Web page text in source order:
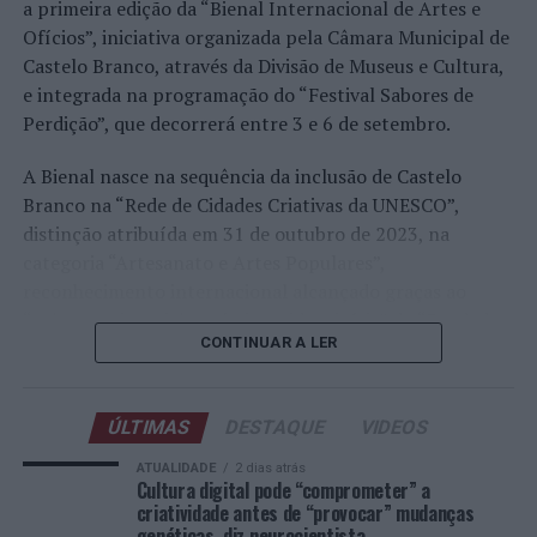
Pereira e Tiago Torres integraram o quadro principal,
beneficiando, de igual modo, da reorganização dos wild
cards após as entradas diretas de alguns jogadores.
Entre os portugueses, Tiago Torres e Jaime Faria
protagonizaram as melhores campanhas da edição,
ambos alcançando os quartos de final. Torres assinou
um dos resultados mais marcantes do torneio ao
neerlandês Botic van de Zandschulp, alcançando
também os quartos de final, onde acabou eliminado pelo
italiano Luciano Darderi, num encontro decidido em três
a primeira edição da “Bienal Internacional de Artes e
Ofícios”, iniciativa organizada pela Câmara Municipal de
Castelo Branco, através da Divisão de Museus e Cultura,
e integrada na programação do “Festival Sabores de
Perdição”, que decorrerá entre 3 e 6 de setembro.
A Bienal nasce na sequência da inclusão de Castelo
Branco na “Rede de Cidades Criativas da UNESCO”,
distinção atribuída em 31 de outubro de 2023, na
“valor patrimonial, artístico e identitário” do “Bordado
de Castelo Branco”, uma das manifestações mais
da identidade albicastrense.
Ao longo de dois dias, especialistas nacionais e
internacionais, investigadores, artesãos, representantes
institucionais, organismos públicos, instituições de
CONTINUAR A LER
ÚLTIMAS
ATUALIDADE 2 dias atrás
Cultura digital pode “comprometer” a
criatividade antes de “provocar” mudanças